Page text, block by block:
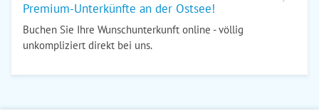
Premium-Unterkünfte an der Ostsee!
Buchen Sie Ihre Wunschunterkunft online - völlig
unkompliziert direkt bei uns.